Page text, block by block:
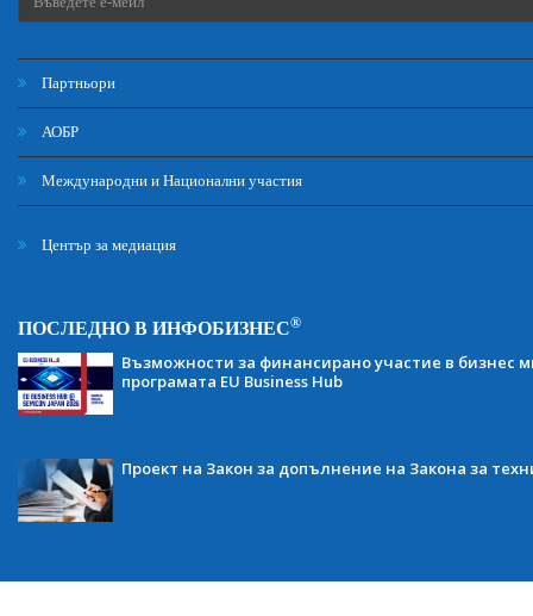
Партньори
АОБР
Международни и Национални участия
Център за медиация
ПОСЛЕДНО В ИНФОБИЗНЕС®
Възможности за финансирано участие в бизнес
програмата EU Business Hub
Проект на Закон за допълнение на Закона за